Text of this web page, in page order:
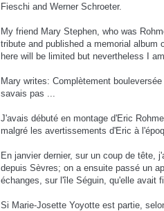
Fieschi and Werner Schroeter.
My friend Mary Stephen, who was
tribute and published a memorial album
here will be limited but nevertheless I
Mary writes: Complètement
savais pas ...
J'avais débuté en montage d'Eric
malgré les avertissements d'Eric à
En janvier dernier, sur un coup de tête,
depuis Sèvres; on a ensuite passé un
échanges, sur l'île Séguin, qu'elle avait
Si Marie-Josette Yoyotte est partie,